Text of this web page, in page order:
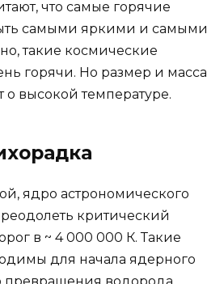
что самые горячие
самыми яркими и самыми
такие космические
горячи. Но размер и масса
о высокой температуре.
ядро астрономического
критический
в ~ 4 000 000 К. Такие
для начала ядерного